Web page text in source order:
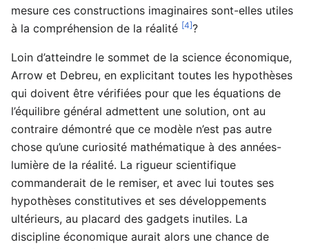
mesure ces constructions imaginaires sont-elles utiles
à la compréhension de la réalité [4]?
Loin d’atteindre le sommet de la science économique,
Arrow et Debreu, en explicitant toutes les hypothèses
qui doivent être vérifiées pour que les équations de
l’équilibre général admettent une solution, ont au
contraire démontré que ce modèle n’est pas autre
chose qu’une curiosité mathématique à des années-
lumière de la réalité. La rigueur scientifique
commanderait de le remiser, et avec lui toutes ses
hypothèses constitutives et ses développements
ultérieurs, au placard des gadgets inutiles. La
discipline économique aurait alors une chance de